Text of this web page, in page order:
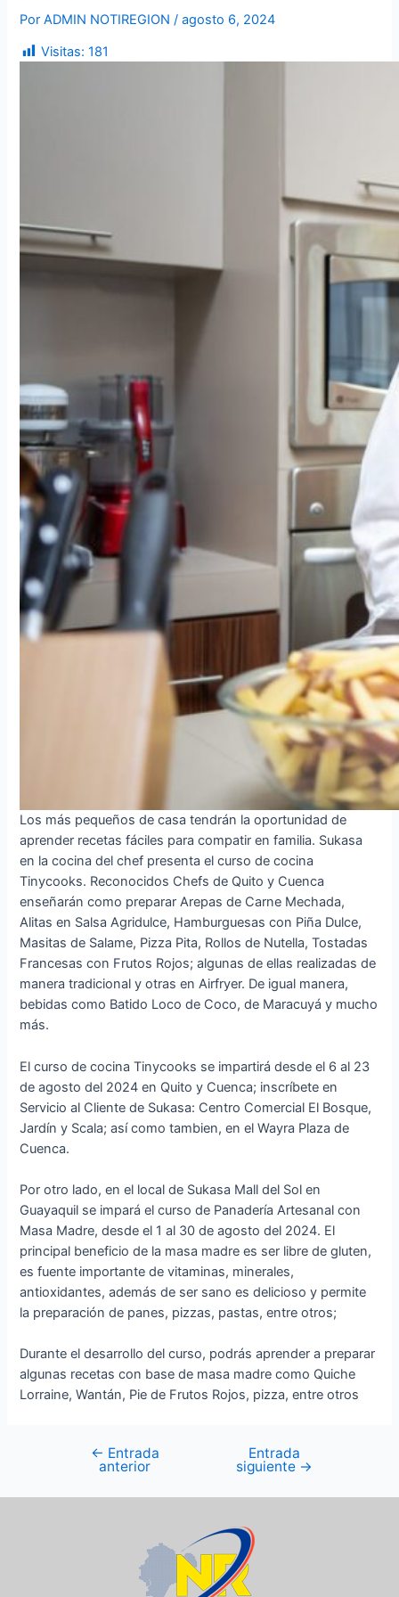
PorADMIN NOTIREGION/agosto 6, 2024
Visitas: 181
Los más pequeños de casa tendrán la oportunidad de
aprender recetas fáciles para compatir en familia. Sukasa
en la cocina del chef presenta el curso de cocina
Tinycooks. Reconocidos Chefs de Quito y Cuenca
enseñarán como preparar Arepas de Carne Mechada,
Alitas en Salsa Agridulce, Hamburguesas con Piña Dulce,
Masitas de Salame, Pizza Pita, Rollos de Nutella, Tostadas
Francesas con Frutos Rojos; algunas de ellas realizadas de
manera tradicional y otras en Airfryer. De igual manera,
bebidas como Batido Loco de Coco, de Maracuyá y mucho
más.
El curso de cocina Tinycooks se impartirá desde el 6 al 23
de agosto del 2024 en Quito y Cuenca; inscríbete en
Servicio al Cliente de Sukasa: Centro Comercial El Bosque,
Jardín y Scala; así como tambien, en el Wayra Plaza de
Cuenca.
Por otro lado, en el local de Sukasa Mall del Sol en
Guayaquil se impará el curso de Panadería Artesanal con
Masa Madre, desde el 1 al 30 de agosto del 2024. El
principal beneficio de la masa madre es ser libre de gluten,
es fuente importante de vitaminas, minerales,
antioxidantes, además de ser sano es delicioso y permite
la preparación de panes, pizzas, pastas, entre otros;
Durante el desarrollo del curso, podrás aprender a preparar
algunas recetas con base de masa madre como Quiche
Lorraine, Wantán, Pie de Frutos Rojos, pizza, entre otros
← Entrada
anterior
Entrada
siguiente →